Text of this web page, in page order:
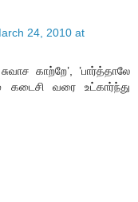
24, 2010 at
காற்றே’, ’பார்த்தாலே
வரை உட்கார்ந்து